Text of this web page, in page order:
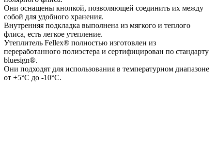
Они оснащены кнопкой, позволяющей соединить их между
собой для удобного хранения.
Внутренняя подкладка выполнена из мягкого и теплого
флиса, есть легкое утепление.
Утеплитель Fellex® полностью изготовлен из
переработанного полиэстера и сертифицирован по стандарту
bluesign®.
Они подходят для использования в температурном диапазоне
от +5°C до -10°C.